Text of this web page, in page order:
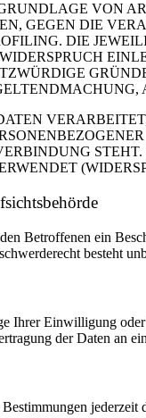
VON
GEGEN DIE
DIE
Betroffenen ein
besteht
Ihrer Einwilligung
der Daten an